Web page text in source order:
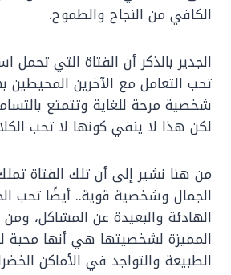
الكافي من النجاح والطموح.
الجدير بالذكر أن الفتاة التي تحمل
تحب التعامل مع الآخرين المحيطين
شخصية مرحة للغاية وتتمتع
لكن هذا لا ينفي كونها لا تحب
من هنا نشير إلى أن تلك الفتاة
الجمال وشخصية قوية.. أيضًا تحب
الهادئة والبعيدة عن المشاكل، ومن
المميزة لشخصيتها هي أنها محبة
الطبيعة والتواجد في الأماكن